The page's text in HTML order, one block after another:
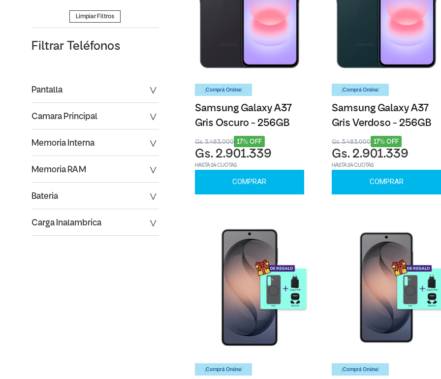
Limpiar Filtros
Filtrar Teléfonos
Pantalla
Camara Principal
Memoria RAM
Carga Inalambrica
Memoria Interna
Bateria
¡Comprá Online!
Samsung Galaxy A37
Gris Oscuro - 256GB
17% OFF
Gs. 3.483.000
Gs. 2.901.339
HASTA 24 CUOTAS
COMPRAR
¡Comprá Online!
Samsung Galaxy A37
Gris Verdoso - 256GB
17% OFF
Gs. 3.483.000
Gs. 2.901.339
HASTA 24 CUOTAS
COMPRAR
¡Comprá Online! ¡Comprá Online!